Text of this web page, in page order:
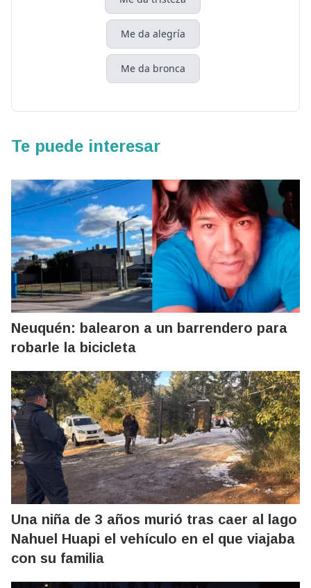
Me da alegría
Me da bronca
Te puede interesar
Neuquén: balearon a un barrendero para
robarle la bicicleta
Una niña de 3 años murió tras caer al lago
Nahuel Huapi el vehículo en el que viajaba
con su familia